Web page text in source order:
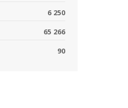
6 250
65 266
90